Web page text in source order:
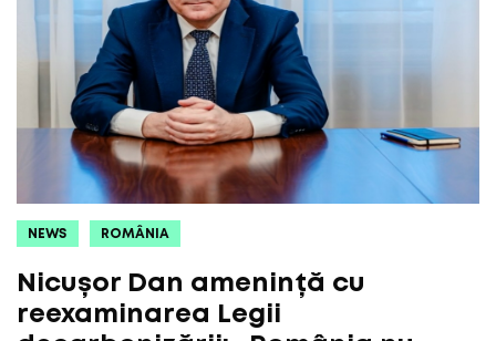
NEWS ROMÂNIA
Nicușor Dan amenință cu
reexaminarea Legii